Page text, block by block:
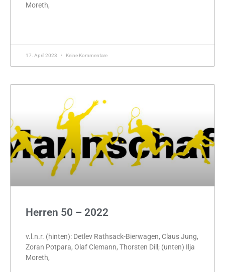
Moreth,
17. April 2023 Keine Kommentare
Herren 50 – 2022
v.l.n.r. (hinten): Detlev Rathsack-Bierwagen, Claus Jung,
Zoran Potpara, Olaf Clemann, Thorsten Dill; (unten) Ilja
Moreth,